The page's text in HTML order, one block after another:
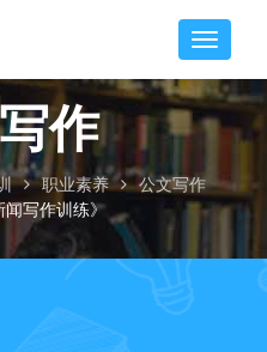
作
职业素养
公文写作
闻写作训练》